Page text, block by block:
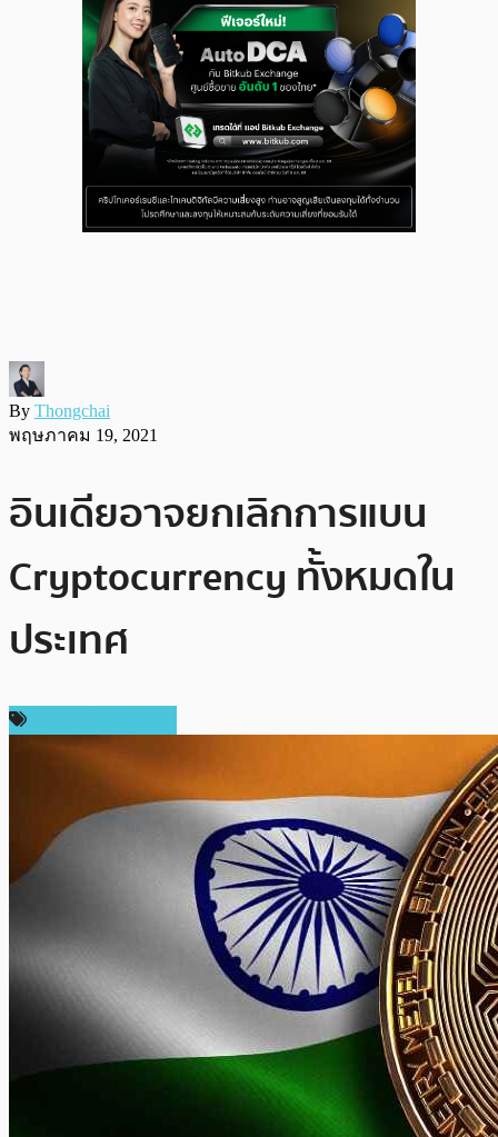
By Thongchai
พฤษภาคม 19, 2021
อินเดียอาจยกเลิกการแบน
Cryptocurrency ทั้งหมดใน
ประเทศ